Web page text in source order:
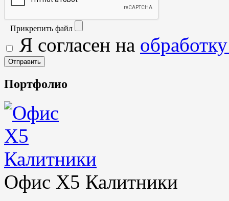
Прикрепить файл
Я согласен на
Портфолио
Офис X5 Калитники